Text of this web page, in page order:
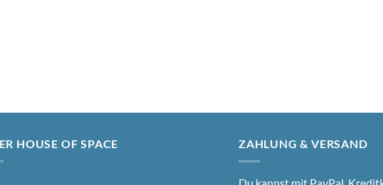
HOUSE OF SPACE ZAHLUNG & VERSAND